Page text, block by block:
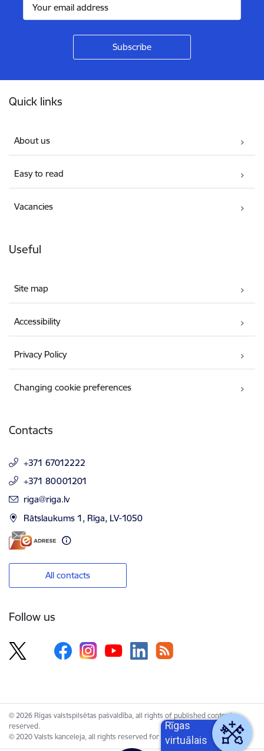
Quick links
About us
Easy to read
Vacancies
Useful
Site map
Accessibility
Privacy Policy
Changing cookie preferences
Contacts
+371 67012222
+371 80001201
E-mail:
riga@riga.lv
Rātslaukums 1, Rīga, LV-1050
All contacts
Follow us
© 2026 Rīgas valstspilsētas pašvaldība, all rights of published content
reserved.
© 2020 Valsts kanceleja, all rights reserved for the Unified Web Platform.
Rīgas
virtuālais